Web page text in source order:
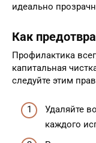
идеально
Как
Профилактика
капитальная
следуйте этим
Удаляйте
каждого